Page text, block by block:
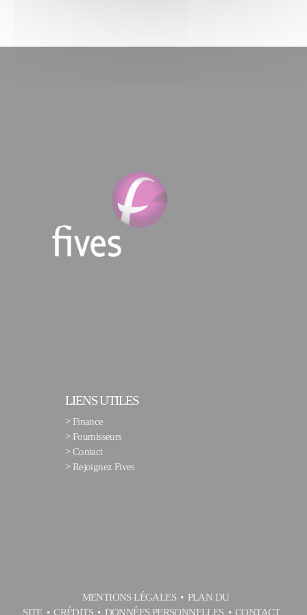
LIENS UTILES
> Finance
> Fournisseurs
>Contact
> Rejoignez Fives
MENTIONS LÉGALES
PLAN DU
SITE
CRÉDITS DONNÉES PERSONNELLES CONTACT